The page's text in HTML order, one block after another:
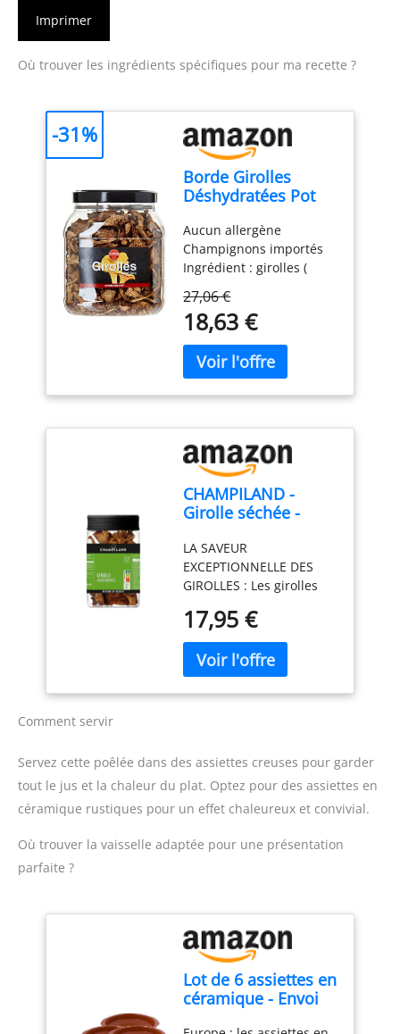
Imprimer
Où trouver les ingrédients spécifiques pour ma recette ?
Borde Girolles
Déshydratées Pot
Aucun allergène
Champignons importés
Ingrédient : girolles (
27,06 €
18,63 €
-31%
CHAMPILAND -
Girolle séchée -
Sylvestres
Sélectionnés, et
Triés à la Main-
Saveur
Exceptionnelle -
Champignons
Riches en Protéines
et source de fibres -
Pot de 40 g
LA SAVEUR
EXCEPTIONNELLE DES
GIROLLES : Les girolles
champignons sylvestres.
Leur subtile saveur est
très appréciée des
gastronomes, et elle
s’intègre à merveille dans
en accompagnement des
viandes blanches et du
poisson, en risotto… LE
MEILLEUR DES
Sélectionnés, triés à la
gustative. Les girolles,
riches en protéines et
riches en fibres,
s'apprécient au quotidien
17,95 €
Comment servir
Servez cette poêlée dans des assiettes creuses pour garder
tout le jus et la chaleur du plat. Optez pour des assiettes en
céramique rustiques pour un effet chaleureux et convivial.
Où trouver la vaisselle adaptée pour une présentation
parfaite ?
Lot de 6 assiettes en
céramique - Envoi